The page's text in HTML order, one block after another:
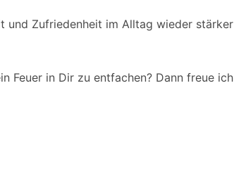
und Zufriedenheit im Alltag wieder stärker
Feuer in Dir zu entfachen? Dann freue ich